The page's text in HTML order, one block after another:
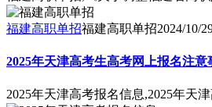
福建高职单招福建高职单招2024/10/
2025年天津高考生高考网上报名注意
2025年天津高考报名信息,2025年天